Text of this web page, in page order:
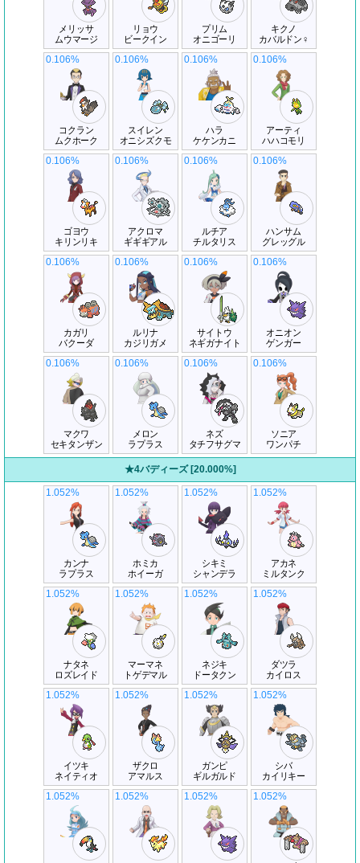
メリッサ
ムウマージ
リョウ
ビークイン
プリム
オニゴーリ
キクノ
カバルドン♀
コクラン
ムクホーク
0.106%
スイレン
オニシズクモ
0.106%
ハラ
ケケンカニ
0.106%
アーティ
ハハコモリ
0.106%
ゴヨウ
キリンリキ
0.106%
アクロマ
ギギギアル
0.106%
ルチア
チルタリス
0.106%
ハンサム
グレッグル
0.106%
カガリ
バクーダ
0.106%
ルリナ
カジリガメ
0.106%
サイトウ
ネギガナイト
0.106%
オニオン
ゲンガー
0.106%
マクワ
セキタンザン
0.106%
メロン
ラプラス
0.106%
ネズ
タチフサグマ
0.106%
ソニア
ワンパチ
0.106%
★4バディーズ [20.000%]
カンナ
ラプラス
1.052%
ホミカ
ホイーガ
1.052%
シキミ
シャンデラ
1.052%
アカネ
ミルタンク
1.052%
ナタネ
ロズレイド
1.052%
マーマネ
トゲデマル
1.052%
ネジキ
ドータクン
1.052%
ダツラ
カイロス
1.052%
イツキ
ネイティオ
1.052%
ザクロ
アマルス
1.052%
ガンピ
ギルガルド
1.052%
シバ
カイリキー
1.052%
1.052% 1.052% 1.052% 1.052%